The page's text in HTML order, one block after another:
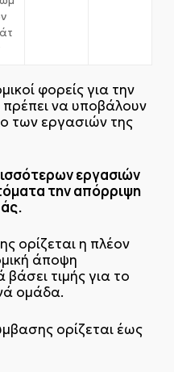
φορείς για την
να υποβάλουν
των εργασιών της
εργασιών
την απόρριψη
ορίζεται η πλέον
άποψη
τιμής για το
ομάδα.
ορίζεται έως